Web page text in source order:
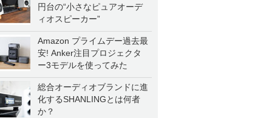
円台の“小さなピュアオーデ
ィオスピーカー”
Amazon プライムデー過去最
安! Anker注目プロジェクタ
ー3モデルを使ってみた
総合オーディオブランドに進
化するSHANLINGとは何者
か？